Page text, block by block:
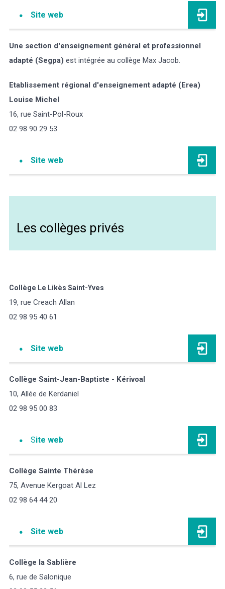
Site web
Une section d'enseignement général et professionnel
adapté (Segpa) est intégrée au collège Max Jacob.
Etablissement régional d'enseignement adapté (Erea)
Louise Michel
16, rue Saint-Pol-Roux
02 98 90 29 53
Site web
Les collèges privés
Collège Le Likès Saint-Yves
19, rue Creach Allan
02 98 95 40 61
Site web
Collège Saint-Jean-Baptiste - Kérivoal
10, Allée de Kerdaniel
02 98 95 00 83
Site web
Collège Sainte Thérèse
75, Avenue Kergoat Al Lez
02 98 64 44 20
Site web
Collège la Sablière
6, rue de Salonique